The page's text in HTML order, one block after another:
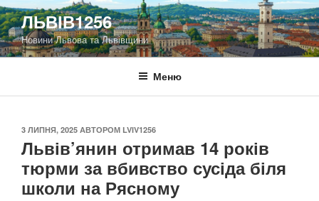
Перейти
до
вмісту
ЛЬВІВ1256
Новини Львова та Львівщини
Меню
ОПУБЛІКОВАНО
3 ЛИПНЯ, 2025 АВТОРОМ LVIV1256
Львів’янин отримав 14 років
тюрми за вбивство сусіда біля
школи на Рясному